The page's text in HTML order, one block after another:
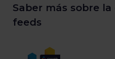
Saber más sobre
feeds